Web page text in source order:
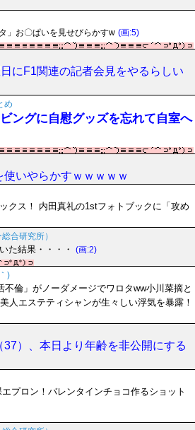
」お〇ぱいを見せびらかすw (画:5)
にF1関連の記者会見をやるらしい
め
ングに自慰グッズを忘れて自室へ
いやらかすｗｗｗｗｗ
クス！ 内田真礼の1stフォトブックに「攻め
合研究所）
た結果・・・・ (画:2)
)
倫」がノーダメージでワロタww小川菜摘と
人エステティシャンが生々しい浮気を暴露！
37）、本日より年齢を非公開にする
プロン！バレンタインチョコ作るショット